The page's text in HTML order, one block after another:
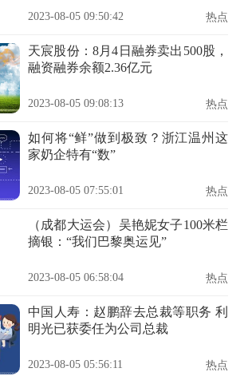
2023-08-05 09:50:42 热点
天宸股份：8月4日融券卖出500股，
融资融券余额2.36亿元
2023-08-05 09:08:13 热点
如何将“鲜”做到极致？浙江温州这
家奶企特有“数”
2023-08-05 07:55:01 热点
（成都大运会）吴艳妮女子100米栏
摘银：“我们巴黎奥运见”
2023-08-05 06:58:04 热点
中国人寿：赵鹏辞去总裁等职务 利
明光已获委任为公司总裁
2023-08-05 05:56:11 热点